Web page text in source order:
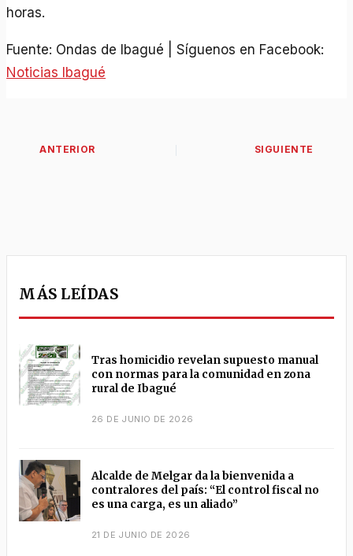
horas.
Fuente: Ondas de Ibagué | Síguenos en Facebook:
Noticias Ibagué
MÁS LEÍDAS
Tras homicidio revelan supuesto manual
con normas para la comunidad en zona
rural de Ibagué
26 DE JUNIO DE 2026
Alcalde de Melgar da la bienvenida a
contralores del país: “El control fiscal no
es una carga, es un aliado”
21 DE JUNIO DE 2026